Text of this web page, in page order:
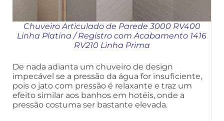
Chuveiro Articulado de Parede 3000 RV400
Linha Platina /Registro com Acabamento 1416
RV210 Linha Prima
De nada adianta um chuveiro de design
impecável se a pressão da água for insuficiente,
pois o jato com pressão é relaxante e traz um
efeito similar aos banhos em hotéis, onde a
pressão costuma ser bastante elevada.